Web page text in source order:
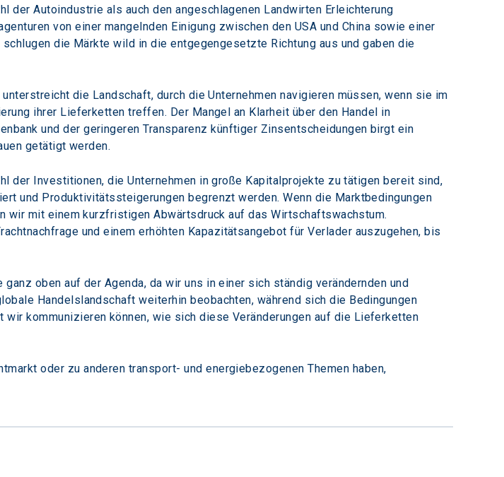
Autoindustrie als auch den angeschlagenen Landwirten Erleichterung
von einer mangelnden Einigung zwischen den USA und China sowie einer
die Märkte wild in die entgegengesetzte Richtung aus und gaben die
die Landschaft, durch die Unternehmen navigieren müssen, wenn sie im
ihrer Lieferketten treffen. Der Mangel an Klarheit über den Handel in
und der geringeren Transparenz künftiger Zinsentscheidungen birgt ein
getätigt werden.
der Investitionen, die Unternehmen in große Kapitalprojekte zu tätigen bereit sind,
und Produktivitätssteigerungen begrenzt werden. Wenn die Marktbedingungen
wir mit einem kurzfristigen Abwärtsdruck auf das Wirtschaftswachstum.
und einem erhöhten Kapazitätsangebot für Verlader auszugehen, bis
oben auf der Agenda, da wir uns in einer sich ständig verändernden und
Handelslandschaft weiterhin beobachten, während sich die Bedingungen
wir kommunizieren können, wie sich diese Veränderungen auf die Lieferketten
oder zu anderen transport- und energiebezogenen Themen haben,